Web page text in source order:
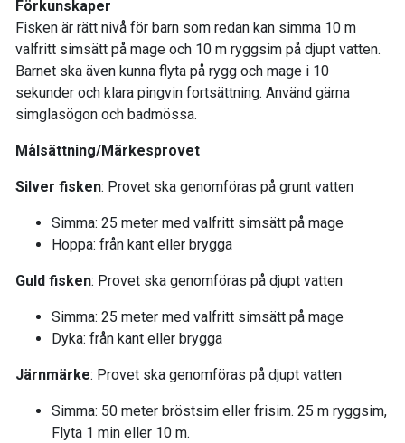
Förkunskaper
Fisken är rätt nivå för barn som redan kan simma 10 m
valfritt simsätt på mage och 10 m ryggsim på djupt vatten.
Barnet ska även kunna flyta på rygg och mage i 10
sekunder och klara pingvin fortsättning. Använd gärna
simglasögon och badmössa.
Målsättning/Märkesprovet
Silver fisken: Provet ska genomföras på grunt vatten
Simma: 25 meter med valfritt simsätt på mage
Hoppa: från kant eller brygga
Guld fisken: Provet ska genomföras på djupt vatten
Simma: 25 meter med valfritt simsätt på mage
Dyka: från kant eller brygga
Järnmärke: Provet ska genomföras på djupt vatten
Simma: 50 meter bröstsim eller frisim. 25 m ryggsim,
Flyta 1 min eller 10 m.